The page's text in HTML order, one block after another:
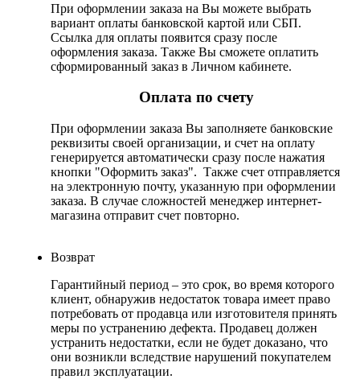
При оформлении заказа на Вы можете выбрать
вариант оплаты банковской картой или СБП.
Ссылка для оплаты появится сразу после
оформления заказа. Также Вы сможете оплатить
сформированный заказ в Личном кабинете.
Оплата по счету
При оформлении заказа Вы заполняете банковские
реквизиты своей организации, и счет на оплату
генерируется автоматически сразу после нажатия
кнопки "Оформить заказ". Также счет отправляется
на электронную почту, указанную при оформлении
заказа. В случае сложностей менеджер интернет-
магазина отправит счет повторно.
Возврат
Гарантийный период – это срок, во время которого
клиент, обнаружив недостаток товара имеет право
потребовать от продавца или изготовителя принять
меры по устранению дефекта. Продавец должен
устранить недостатки, если не будет доказано, что
они возникли вследствие нарушений покупателем
правил эксплуатации.